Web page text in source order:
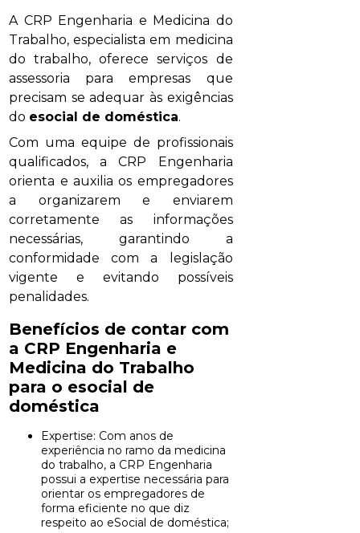
A CRP Engenharia e Medicina do
Trabalho, especialista em medicina
do trabalho, oferece serviços de
assessoria para empresas que
precisam se adequar às exigências
do esocial de doméstica.
Com uma equipe de profissionais
qualificados, a CRP Engenharia
orienta e auxilia os empregadores
a organizarem e enviarem
corretamente as informações
necessárias, garantindo a
conformidade com a legislação
vigente e evitando possíveis
penalidades.
Benefícios de contar com
a CRP Engenharia e
Medicina do Trabalho
para o esocial de
doméstica
Expertise: Com anos de
experiência no ramo da medicina
do trabalho, a CRP Engenharia
possui a expertise necessária para
orientar os empregadores de
forma eficiente no que diz
respeito ao eSocial de doméstica;